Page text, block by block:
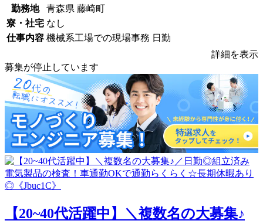
勤務地
青森県 藤崎町
寮・社宅 なし
仕事内容 機械系工場での現場事務 日勤
詳細を表示
募集が停止しています
【20~40代活躍中】＼複数名の大募集♪